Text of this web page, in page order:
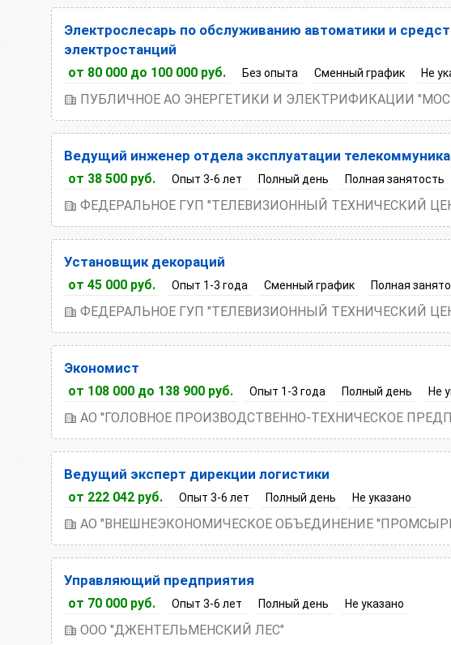
Электрослесарь по обслуживанию автоматики и
электростанций
от 80 000 до 100 000 руб. Без опыта Сменный график Не
ПУБЛИЧНОЕ АО ЭНЕРГЕТИКИ И ЭЛЕКТРИФИКАЦИИ
Ведущий инженер отдела эксплуатации
от 38 500 руб. Опыт 3-6 лет Полный день Полная занятость
ФЕДЕРАЛЬНОЕ ГУП "ТЕЛЕВИЗИОННЫЙ ТЕХНИЧЕСКИЙ
Установщик декораций
от 45 000 руб. Опыт 1-3 года Сменный график Полная
ФЕДЕРАЛЬНОЕ ГУП "ТЕЛЕВИЗИОННЫЙ ТЕХНИЧЕСКИЙ
Экономист
от 108 000 до 138 900 руб. Опыт 1-3 года Полный день Не
АО "ГОЛОВНОЕ ПРОИЗВОДСТВЕННО-ТЕХНИЧЕСКОЕ
Ведущий эксперт дирекции логистики
от 222 042 руб. Опыт 3-6 лет Полный день Не указано
АО "ВНЕШНЕЭКОНОМИЧЕСКОЕ ОБЪЕДИНЕНИЕ
Управляющий предприятия
от 70 000 руб. Опыт 3-6 лет Полный день Не указано
ООО "ДЖЕНТЕЛЬМЕНСКИЙ ЛЕС"